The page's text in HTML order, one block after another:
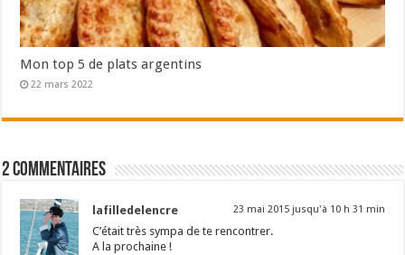
Mon top 5 de plats argentins
22 mars 2022
2 commentaires
lafilledelencre 23 mai 2015 jusqu'à 10 h 31 min
C’était très sympa de te rencontrer.
A la prochaine !